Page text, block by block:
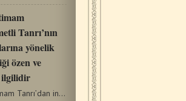
Tanrı’nın
yönelik
özen ve
İlahi ihtimam Tanrı’dan insana ve tüm yaradılışa sunulan…